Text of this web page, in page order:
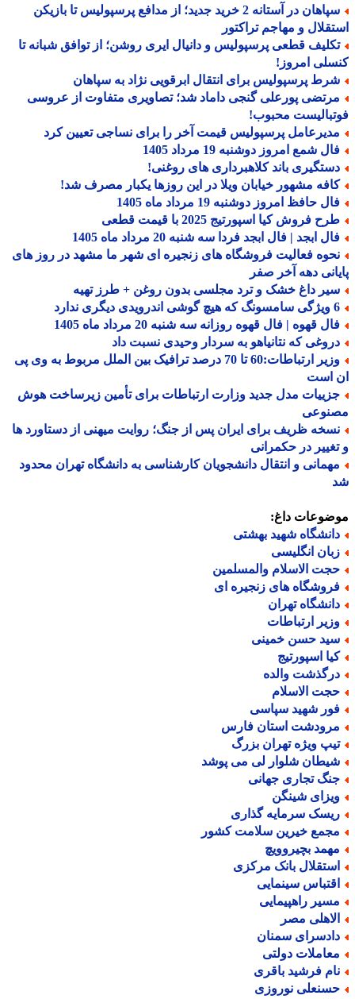
سپاهان در آستانه 2 خرید جدید؛ از مدافع پرسپولیس تا بازیکن
و مهاجم تراکتور
قطعی پرسپولیس و دانیال ایری روشن؛ از توافق شبانه تا
امروز!
پرسپولیس برای انتقال ابرقویی نژاد به سپاهان
پورعلی گنجی داماد شد؛ تصاویری متفاوت از عروسی
محبوب!
پرسپولیس قیمت آخر را برای نساجی تعیین کرد
شمع امروز دوشنبه 19 مرداد 1405
باند کلاهبرداری های روغنی!
مشهور خیابان ویلا در این روزها یکبار مصرف شد!
حافظ امروز دوشنبه 19 مرداد ماه 1405
فروش کیا اسپورتیج 2025 با قیمت قطعی
ابجد | فال ابجد فردا سه شنبه 20 مرداد ماه 1405
فعالیت فروشگاه های زنجیره ای شهر ما مشهد در روز های
دهه آخر صفر
داغ خشک و ترد مجلسی بدون روغن + طرز تهیه
قهوه | فال قهوه روزانه سه شنبه 20 مرداد ماه 1405
که نتانیاهو به سردار وحیدی نسبت داد
وزیر ارتباطات:60 تا 70 درصد ترافیک بین الملل مربوط به وی پی
است
مدل جدید وزارت ارتباطات برای تأمین زیرساخت هوش
ظریف برای ایران پس از جنگ؛ روایت میهنی از دستاورد ها
در حکمرانی
و انتقال دانشجویان کارشناسی به دانشگاه تهران محدود
داغ:
شهید بهشتی
انگلیسی
الاسلام والمسلمین
های زنجیره ای
تهران
ارتباطات
حسن خمینی
اسپورتیج
والده
الاسلام
شهید سپاسی
استان فارس
ویژه تهران بزرگ
شلوار لی می پوشد
تجاری جهانی
شینگن
سرمایه گذاری
خیرین سلامت کشور
بچیروویچ
بانک مرکزی
سینمایی
راهپیمایی
مصر
سمنان
دولتی
فرشید باقری
نوروزی